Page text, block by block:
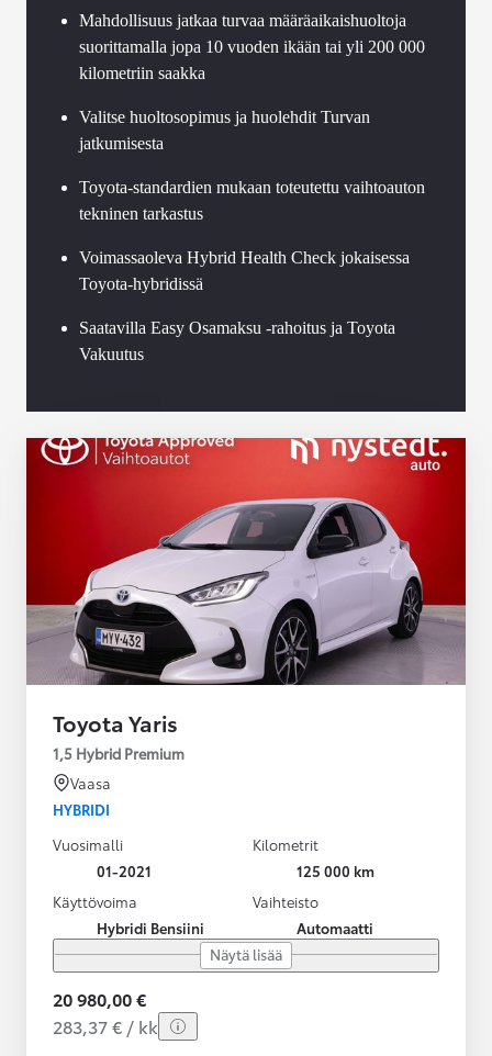
Mahdollisuus jatkaa turvaa määräaikaishuoltoja
suorittamalla jopa 10 vuoden ikään tai yli 200 000
kilometriin saakka
Valitse huoltosopimus ja huolehdit Turvan
jatkumisesta
Toyota-standardien mukaan toteutettu vaihtoauton
tekninen tarkastus
Voimassaoleva Hybrid Health Check jokaisessa
Toyota-hybridissä
Saatavilla Easy Osamaksu -rahoitus ja Toyota
Vakuutus
Toyota Yaris
1,5 Hybrid Premium
Vaasa
HYBRIDI
Vuosimalli
01-2021
Kilometrit
125 000 km
Käyttövoima
Hybridi Bensiini
Vaihteisto
Automaatti
Näytä lisää
20 980,00 €
283,37 € / kk